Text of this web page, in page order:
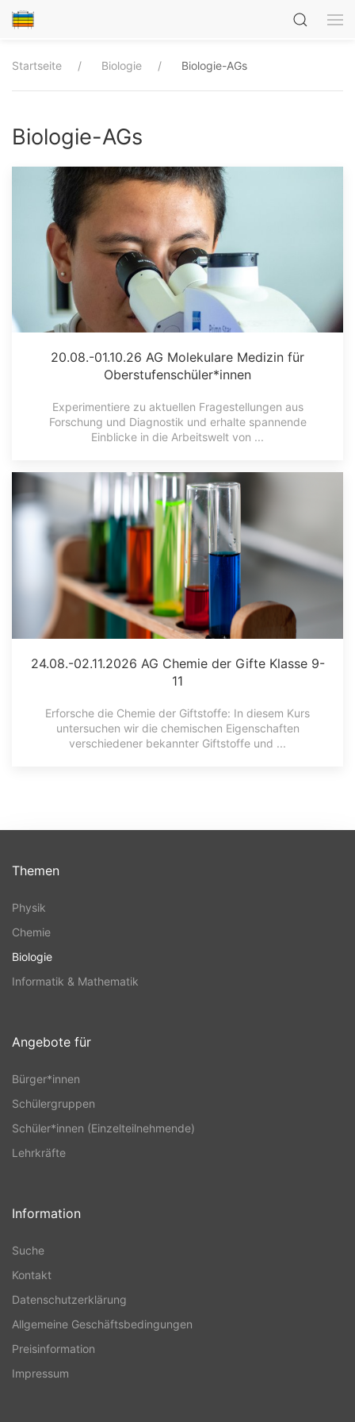
Startseite Biologie Biologie-AGs
Biologie-AGs
20.08.-01.10.26 AG Molekulare Medizin für
Oberstufenschüler*innen
Experimentiere zu aktuellen Fragestellungen aus
Forschung und Diagnostik und erhalte spannende
Einblicke in die Arbeitswelt von ...
24.08.-02.11.2026 AG Chemie der Gifte Klasse 9-
11
Erforsche die Chemie der Giftstoffe: In diesem Kurs
untersuchen wir die chemischen Eigenschaften
verschiedener bekannter Giftstoffe und ...
Themen
Physik
Chemie
Biologie
Informatik & Mathematik
Angebote für
Bürger*innen
Schülergruppen
Schüler*innen (Einzelteilnehmende)
Lehrkräfte
Information
Suche
Kontakt
Datenschutzerklärung
Allgemeine Geschäftsbedingungen
Preisinformation
Impressum